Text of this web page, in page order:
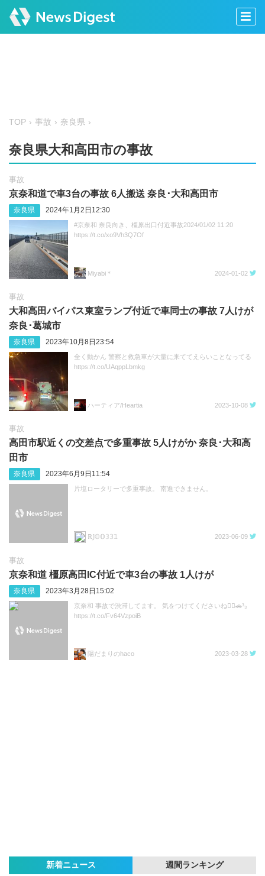
TOP 事故 奈良県
奈良県大和高田市の事故
事故
京奈和道で車3台の事故 6人搬送 奈良･大和高田市
奈良県 2024年1月2日12:30
#京奈和 奈良向き、橿原出口付近事故2024/01/02 11:20
https://t.co/xo9Vh3Q7Of
Miyabi＊ 2024-01-02
事故
大和高田バイパス東室ランプ付近で車同士の事故 7人けが
奈良･葛城市
奈良県 2023年10月8日23:54
全く動かん 警察と救急車が大量に来ててえらいことなってる
https://t.co/UAqppLbmkg
ハーティア/Heartia 2023-10-08
事故
高田市駅近くの交差点で多重事故 5人けがか 奈良･大和高
田市
奈良県 2023年6月9日11:54
片塩ロータリーで多重事故。 南進できません。
ℝ𝕁𝕆𝕆𝟛𝟛𝟙 2023-06-09
事故
京奈和道 橿原高田IC付近で車3台の事故 1人けが
奈良県 2023年3月28日15:02
京奈和 事故で渋滞してます。 気をつけてくださいね🙆‍♀️🚗³₃
https://t.co/Fv64VzpoiB
陽だまりのhaco 2023-03-28
新着ニュース 週間ランキング